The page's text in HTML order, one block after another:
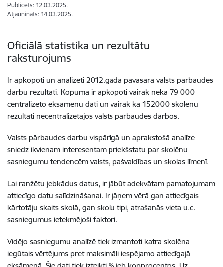
Publicēts: 12.03.2025.
Atjaunināts: 14.03.2025.
Oficiālā statistika un rezultātu
raksturojums
Ir apkopoti un analizēti 2012.gada pavasara valsts pārbaudes
darbu rezultāti. Kopumā ir apkopoti vairāk nekā 79 000
centralizēto eksāmenu dati un vairāk kā 152000 skolēnu
rezultāti necentralizētajos valsts pārbaudes darbos.
Valsts pārbaudes darbu vispārīgā un aprakstošā analīze
sniedz ikvienam interesentam priekšstatu par skolēnu
sasniegumu tendencēm valsts, pašvaldības un skolas līmenī.
Lai ranžētu jebkādus datus, ir jābūt adekvātam pamatojumam
attiecīgo datu salīdzināšanai. Ir jāņem vērā gan attiecīgais
kārtotāju skaits skolā, gan skolu tipi, atrašanās vieta u.c.
sasniegumus ietekmējoši faktori.
Vidējo sasniegumu analīzē tiek izmantoti katra skolēna
iegūtais vērtējums pret maksimāli iespējamo attiecīgajā